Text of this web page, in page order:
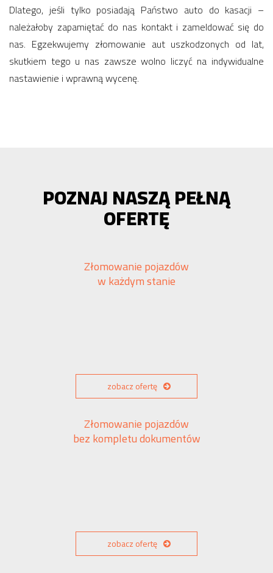
Dlatego, jeśli tylko posiadają Państwo auto do kasacji –
należałoby zapamiętać do nas kontakt i zameldować się do
nas. Egzekwujemy złomowanie aut uszkodzonych od lat,
skutkiem tego u nas zawsze wolno liczyć na indywidualne
nastawienie i wprawną wycenę.
POZNAJ NASZĄ PEŁNĄ
OFERTĘ
Złomowanie pojazdów
w każdym stanie
zobacz ofertę
Złomowanie pojazdów
bez kompletu dokumentów
zobacz ofertę